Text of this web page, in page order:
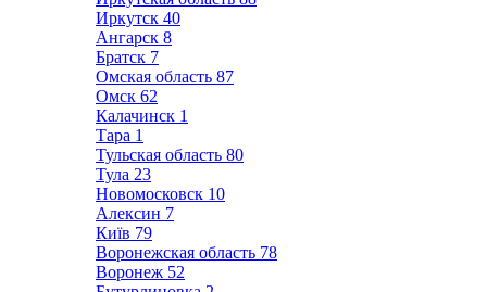
Иркутск 40
Ангарск 8
Братск 7
Омская область 87
Омск 62
Калачинск 1
Тара 1
Тульская область 80
Тула 23
Новомосковск 10
Алексин 7
Київ 79
Воронежская область 78
Воронеж 52